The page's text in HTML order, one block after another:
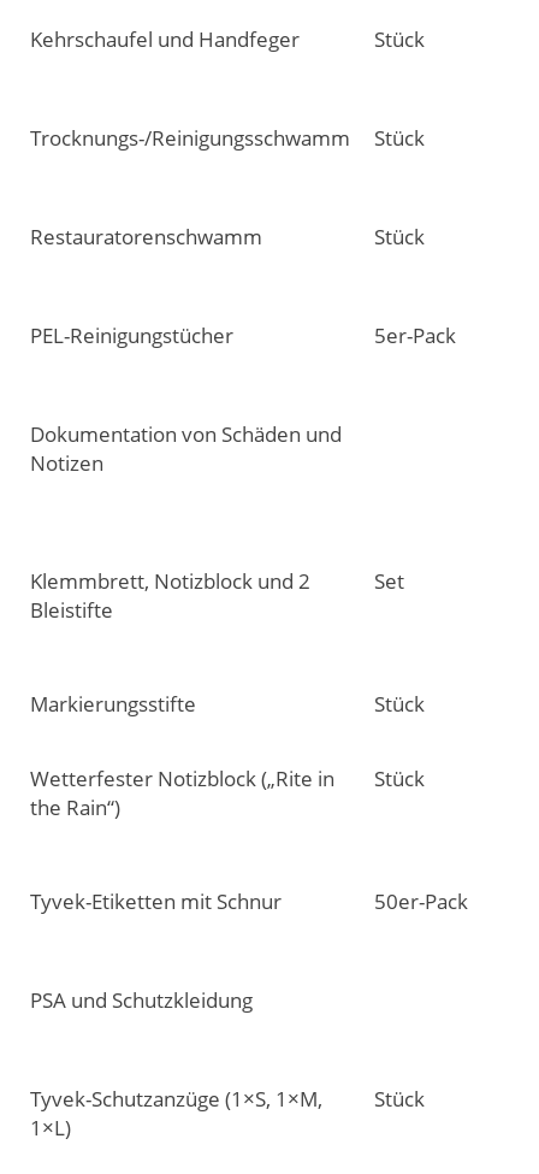
Kehrschaufel und Handfeger Stück
Trocknungs-/Reinigungsschwamm Stück
Restauratorenschwamm Stück
PEL-Reinigungstücher 5er-Pack
Dokumentation von Schäden und
Notizen
Klemmbrett, Notizblock und 2
Bleistifte
Set
Markierungsstifte Stück
Wetterfester Notizblock („Rite in
the Rain“)
Stück
Tyvek-Etiketten mit Schnur 50er-Pack
PSA und Schutzkleidung
Tyvek-Schutzanzüge (1×S, 1×M,
1×L)
Stück